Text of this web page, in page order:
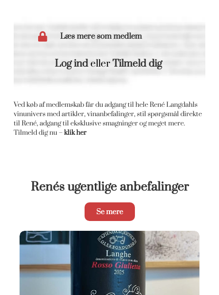
Læs mere som medlem
Log indellerTilmeld dig
Ved køb af medlemskab får du adgang til hele René Langdahls
vinunivers med artikler, vinanbefalinger, stil spørgsmål direkte
til René, adgang til eksklusive smagninger og meget mere.
Tilmeld dig nu –klik her
Renés ugentlige anbefalinger
Se mere